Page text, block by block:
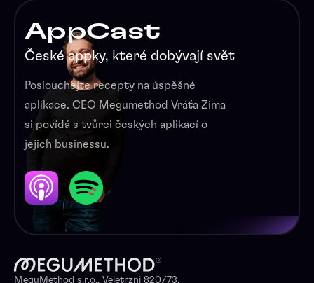
AppCast
České appky, které dobývají svět
Poslouchejte recepty na úspěšné
aplikace. CEO Megumethod Vráťa Zima
si povídá s tvůrci českých aplikací o
jejich businessu.
MeguMethod s.r.o., Veletrzni 820/73,